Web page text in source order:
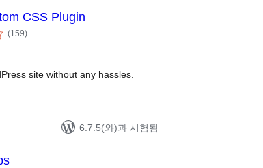
CSS Plugin
(159전
체)
site without any hassles.
6.7.5(와)과 시험됨